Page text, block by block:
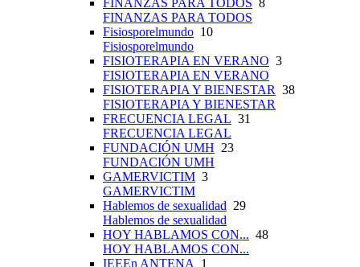
FINANZAS PARA TODOS 8
FINANZAS PARA TODOS
Fisiosporelmundo 10
Fisiosporelmundo
FISIOTERAPIA EN VERANO 3
FISIOTERAPIA EN VERANO
FISIOTERAPIA Y BIENESTAR 38
FISIOTERAPIA Y BIENESTAR
FRECUENCIA LEGAL 31
FRECUENCIA LEGAL
FUNDACIÓN UMH 23
FUNDACIÓN UMH
GAMERVICTIM 3
GAMERVICTIM
Hablemos de sexualidad 29
Hablemos de sexualidad
HOY HABLAMOS CON... 48
HOY HABLAMOS CON...
IEEEn ANTENA 1